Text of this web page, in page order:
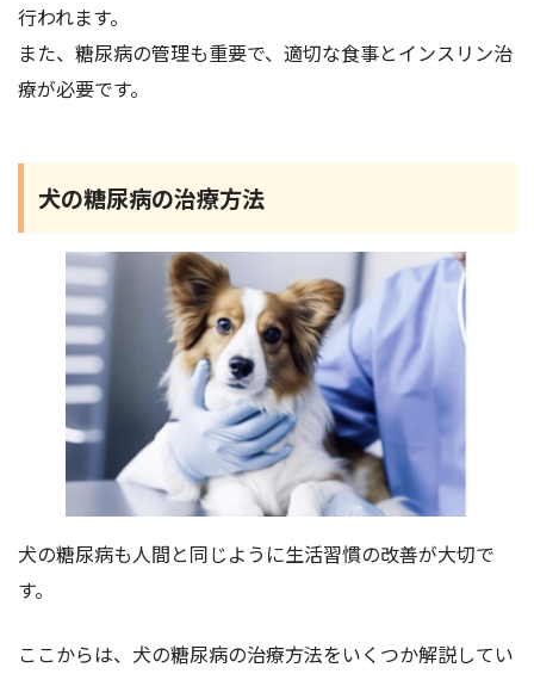
行われます。
また、糖尿病の管理も重要で、適切な食事とインスリン治
療が必要です。
犬の糖尿病の治療方法
犬の糖尿病も人間と同じように生活習慣の改善が大切で
す。
ここからは、犬の糖尿病の治療方法をいくつか解説してい